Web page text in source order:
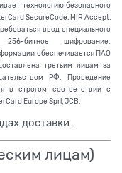
технологию безопасного
SecureCode, MIR Accept,
ввод специального
битное шифрование.
обеспечивается ПАО
третьим лицам за
РФ. Проведение
в строгом соответствии с
Europe Sprl, JCB.
доставки.
лицам)